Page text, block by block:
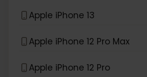
Apple iPhone 13
Apple iPhone 12 Pro Max
Apple iPhone 12 Pro